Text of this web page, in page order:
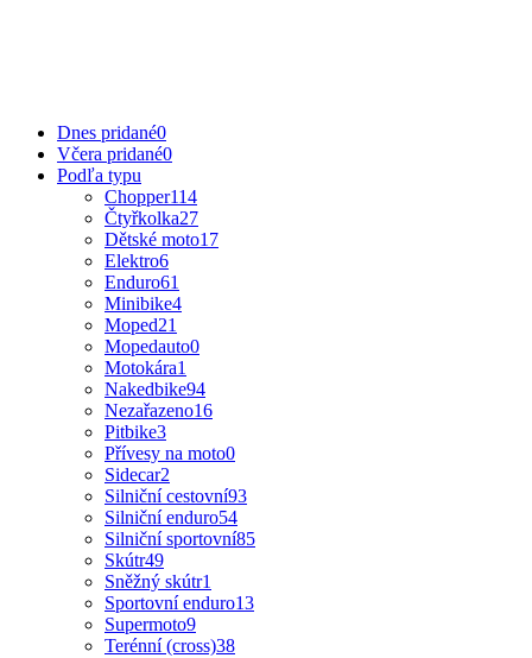
Dnes pridané0
Včera pridané0
Podľa typu
Chopper114
Čtyřkolka27
Dětské moto17
Elektro6
Enduro61
Minibike4
Moped21
Mopedauto0
Motokára1
Nakedbike94
Nezařazeno16
Pitbike3
Přívesy na moto0
Sidecar2
Silniční cestovní93
Silniční enduro54
Silniční sportovní85
Skútr49
Sněžný skútr1
Sportovní enduro13
Supermoto9
Terénní (cross)38